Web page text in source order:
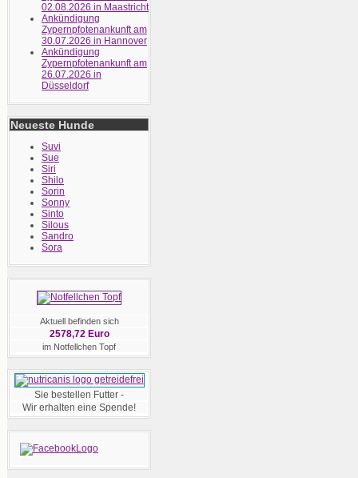
02.08.2026 in Maastricht
Ankündigung
Zypernpfotenankunft am
30.07.2026 in Hannover
Ankündigung
Zypernpfotenankunft am
26.07.2026 in
Düsseldorf
Neueste Hunde
Suvi
Sue
Siri
Shilo
Sorin
Sonny
Sinto
Silous
Sandro
Sora
Aktuell befinden sich
2578,72 Euro
im Notfellchen Topf
Sie bestellen Futter -
Wir erhalten eine Spende!